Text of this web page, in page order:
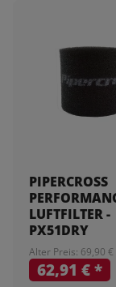
PIPERCROSS
LUFTFILTER -
PX51DRY
Alter Preis: 69,90 €
62,91 €*